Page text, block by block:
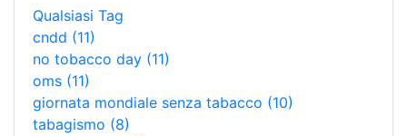
Qualsiasi Tag
cndd (11)
no tobacco day (11)
oms (11)
giornata mondiale senza tabacco (10)
tabagismo (8)